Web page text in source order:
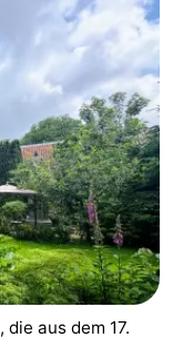
, die aus dem 17.